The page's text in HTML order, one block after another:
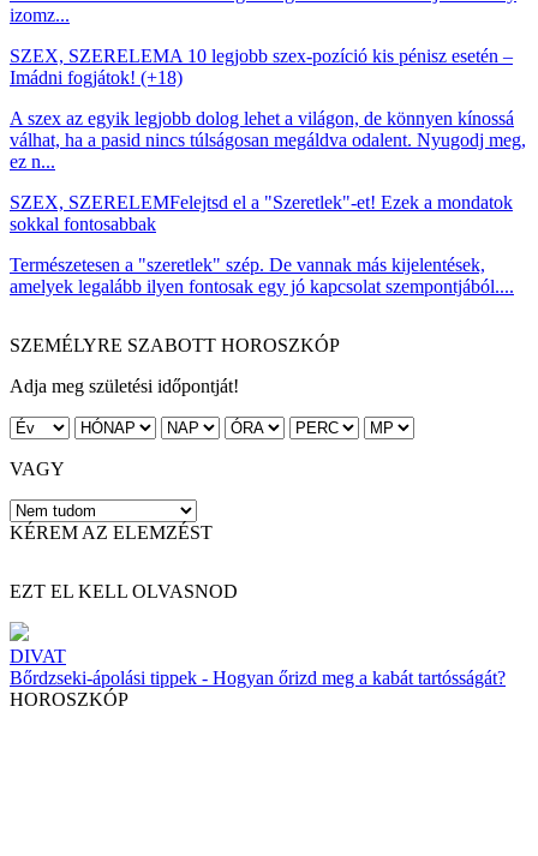
izomz...
SZEX, SZERELEMA 10 legjobb szex-pozíció kis pénisz esetén –
Imádni fogjátok! (+18)
A szex az egyik legjobb dolog lehet a világon, de könnyen kínossá
válhat, ha a pasid nincs túlságosan megáldva odalent. Nyugodj meg,
ez n...
SZEX, SZERELEMFelejtsd el a "Szeretlek"-et! Ezek a mondatok
sokkal fontosabbak
Természetesen a "szeretlek" szép. De vannak más kijelentések,
amelyek legalább ilyen fontosak egy jó kapcsolat szempontjából....
SZEMÉLYRE SZABOTT HOROSZKÓP
Adja meg születési időpontját!
VAGY
KÉREM AZ ELEMZÉST
EZT EL KELL OLVASNOD
DIVAT
Bőrdzseki-ápolási tippek - Hogyan őrizd meg a kabát tartósságát?
HOROSZKÓP